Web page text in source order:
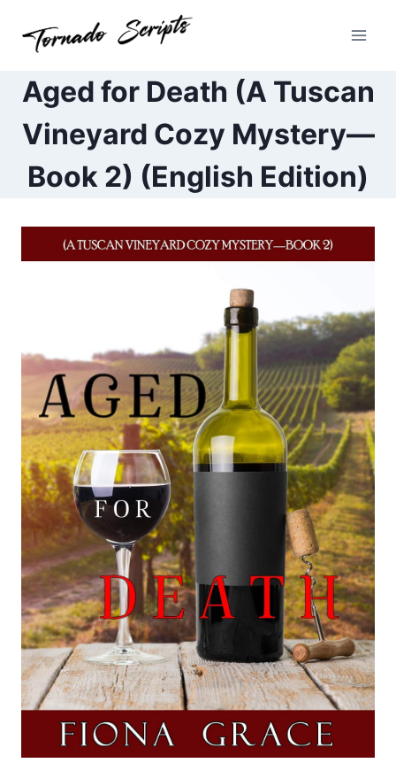
para
Conteúdo
Aged for Death (A Tuscan
Vineyard Cozy Mystery—
Book 2) (English Edition)